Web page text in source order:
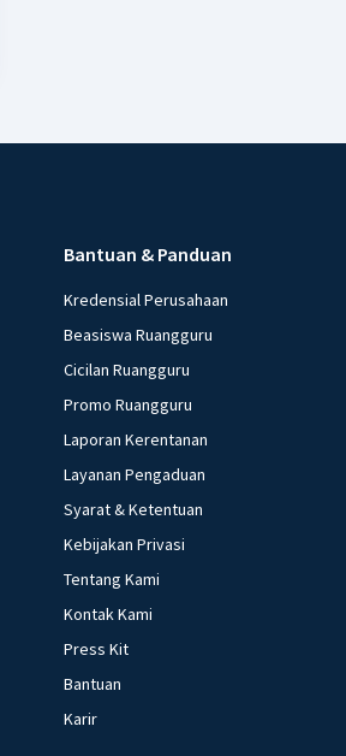
Bantuan & Panduan
Kredensial Perusahaan
Beasiswa Ruangguru
Cicilan Ruangguru
Promo Ruangguru
Laporan Kerentanan
Layanan Pengaduan
Syarat & Ketentuan
Kebijakan Privasi
Tentang Kami
Kontak Kami
Press Kit
Bantuan
Karir